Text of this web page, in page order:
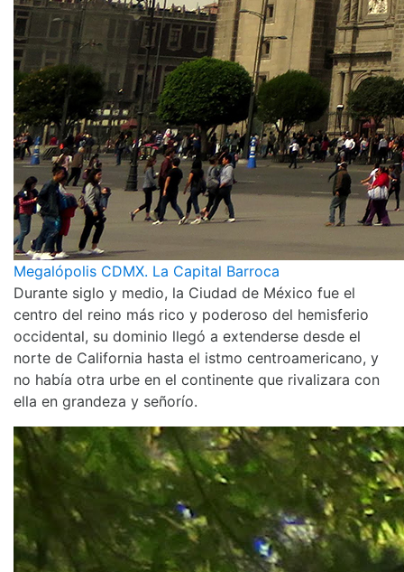
Megalópolis CDMX. La Capital Barroca
Durante siglo y medio, la Ciudad de México fue el
centro del reino más rico y poderoso del hemisferio
occidental, su dominio llegó a extenderse desde el
norte de California hasta el istmo centroamericano, y
no había otra urbe en el continente que rivalizara con
ella en grandeza y señorío.